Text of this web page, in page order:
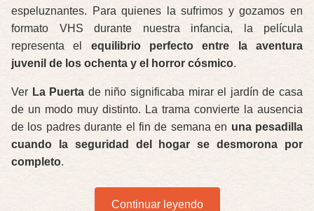
espeluznantes. Para quienes la sufrimos y gozamos en
formato VHS durante nuestra infancia, la película
representa el equilibrio perfecto entre la aventura
juvenil de los ochenta y el horror cósmico.
Ver La Puerta de niño significaba mirar el jardín de casa
de un modo muy distinto. La trama convierte la ausencia
de los padres durante el fin de semana en una pesadilla
cuando la seguridad del hogar se desmorona por
completo.
Continuar leyendo